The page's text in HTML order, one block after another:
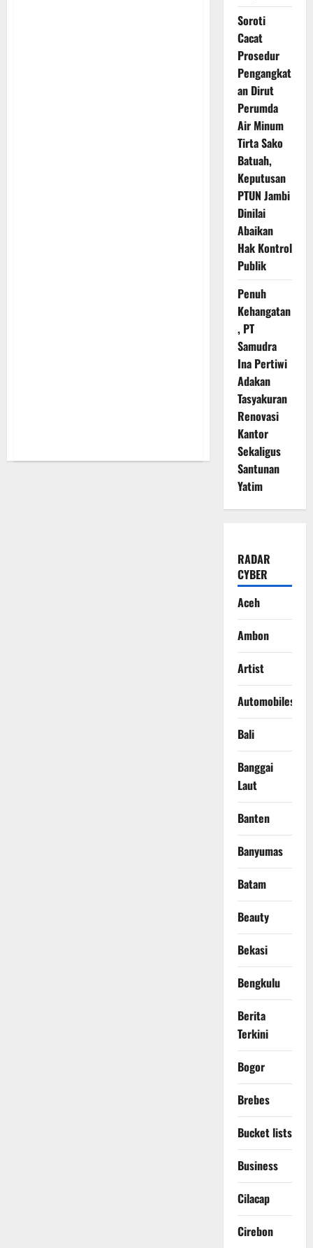
Soroti
Cacat
Prosedur
Pengangkat
an Dirut
Perumda
Air Minum
Tirta Sako
Batuah,
Keputusan
PTUN Jambi
Dinilai
Abaikan
Hak Kontrol
Publik
Penuh
Kehangatan
, PT
Samudra
Ina Pertiwi
Adakan
Tasyakuran
Renovasi
Kantor
Sekaligus
Santunan
Yatim
RADAR
CYBER
Aceh
Ambon
Artist
Automobiles
Bali
Banggai
Laut
Banten
Banyumas
Batam
Beauty
Bekasi
Bengkulu
Berita
Terkini
Bogor
Brebes
Bucket lists
Business
Cilacap
Cirebon